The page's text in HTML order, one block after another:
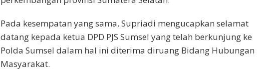
Pada kesempatan yang sama, Supriadi mengucapkan selamat
datang kepada ketua DPD PJS Sumsel yang telah berkunjung ke
Polda Sumsel dalam hal ini diterima diruang Bidang Hubungan
Masyarakat.